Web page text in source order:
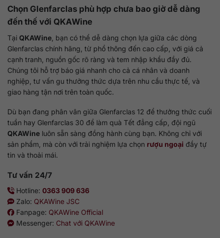
Chọn Glenfarclas phù hợp chưa bao giờ dễ dàng
đến thế với QKAWine
Tại QKAWine , bạn có thể dễ dàng chọn lựa giữa các dòng
Glenfarclas chính hãng, từ phổ thông đến cao cấp, với giá cả
cạnh tranh, nguồn gốc rõ ràng và tem nhập khẩu đầy đủ.
Chúng tôi hỗ trợ báo giá nhanh cho cả cá nhân và doanh
nghiệp, tư vấn gu thưởng thức dựa trên nhu cầu thực tế, và
giao hàng tận nơi trên toàn quốc.
Dù bạn đang phân vân giữa Glenfarclas 12 để thưởng thức cuối
tuần hay Glenfarclas 30 để làm quà Tết đẳng cấp, đội ngũ
QKAWine luôn sẵn sàng đồng hành cùng bạn. Không chỉ với
sản phẩm, mà còn với trải nghiệm lựa chọn rượu ngoại đầy tự
tin và thoải mái.
Tư vấn 24/7
Hotline: 0363 909 636
Zalo: QKAWine JSC
Fanpage: QKAWine Official
Messenger: Chat với QKAWine